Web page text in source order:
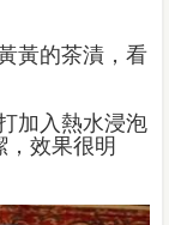
黃的茶漬，看
加入熱水浸泡
效果很明